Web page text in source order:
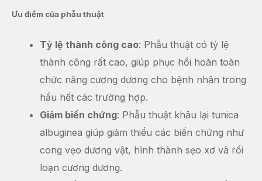
Ưu điểm của phẫu thuật
Tỷ lệ thành công cao: Phẫu thuật có tỷ lệ
thành công rất cao, giúp phục hồi hoàn toàn
chức năng cương dương cho bệnh nhân trong
hầu hết các trường hợp.
Giảm biến chứng: Phẫu thuật khâu lại tunica
albuginea giúp giảm thiểu các biến chứng như
cong vẹo dương vật, hình thành sẹo xơ và rối
loạn cương dương.